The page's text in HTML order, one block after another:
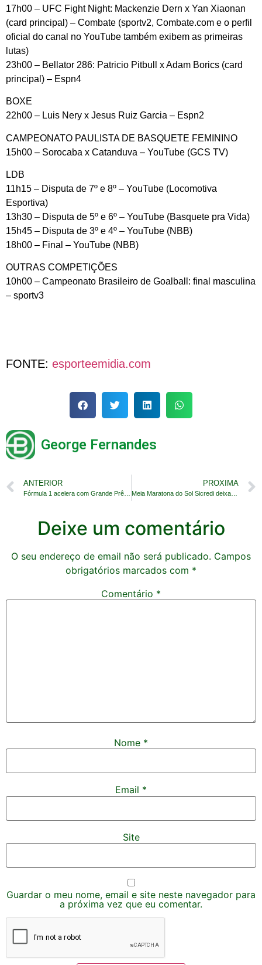
17h00 – UFC Fight Night: Mackenzie Dern x Yan Xiaonan
(card principal) – Combate (sportv2, Combate.com e o perfil
oficial do canal no YouTube também exibem as primeiras
lutas)
23h00 – Bellator 286: Patricio Pitbull x Adam Borics (card
principal) – Espn4
BOXE
22h00 – Luis Nery x Jesus Ruiz Garcia – Espn2
CAMPEONATO PAULISTA DE BASQUETE FEMININO
15h00 – Sorocaba x Catanduva – YouTube (GCS TV)
LDB
11h15 – Disputa de 7º e 8º – YouTube (Locomotiva
Esportiva)
13h30 – Disputa de 5º e 6º – YouTube (Basquete pra Vida)
15h45 – Disputa de 3º e 4º – YouTube (NBB)
18h00 – Final – YouTube (NBB)
OUTRAS COMPETIÇÕES
10h00 – Campeonato Brasileiro de Goalball: final masculina
– sportv3
FONTE: esporteemidia.com
George Fernandes
ANTERIOR PROXIMA
Meia Maratona do Sol Sicredi deixa legado positivo
Deixe um comentário
O seu endereço de email não será publicado. Campos
obrigatórios marcados com *
Comentário *
Nome *
Email *
Site
Guardar o meu nome, email e site neste navegador para
a próxima vez que eu comentar.